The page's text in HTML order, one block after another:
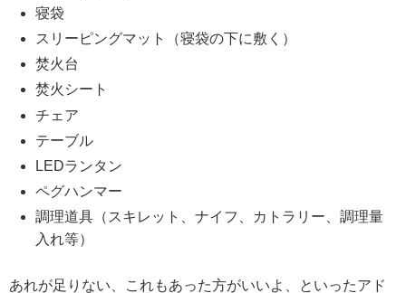
寝袋
スリーピングマット（寝袋の下に敷く）
焚火台
焚火シート
チェア
テーブル
LEDランタン
ペグハンマー
調理道具（スキレット、ナイフ、カトラリー、調理量
入れ等）
あれが足りない、これもあった方がいいよ、といったアド